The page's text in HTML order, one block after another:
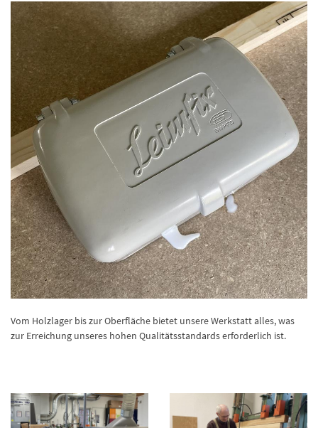
Vom Holzlager bis zur Oberfläche bietet unsere Werkstatt alles, was
zur Erreichung unseres hohen Qualitätsstandards erforderlich ist.